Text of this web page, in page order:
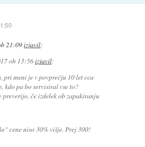
21:09izjavil:
ob 13:56izjavil:
pri meni je v povprečju 10 let cca
kdo pa bo servisiral vse to?
če izdelek ob zapakiranju
cene niso 30% višje. Prej 300!